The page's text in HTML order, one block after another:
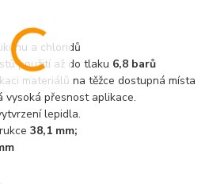
a chloridů
použití až do tlaku 6,8 barů
materiálů na těžce dostupná místa
vysoká přesnost aplikace.
lepidla.
38,1 mm;